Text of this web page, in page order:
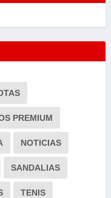
PREMIUM
NOTICIAS
SANDALIAS
TENIS